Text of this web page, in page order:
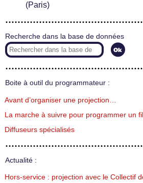
(Paris)
Recherche dans la base de données
Boite à outil du programmateur :
Avant d’organiser une projection…
La marche à suivre pour programmer un
Diffuseurs spécialisés
Actualité :
Hors-service : projection avec le Collectif